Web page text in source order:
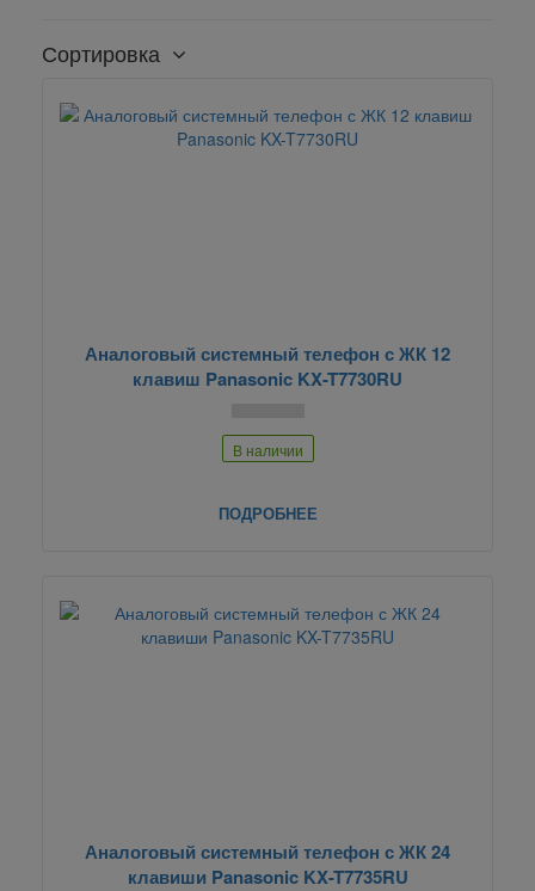
Сортировка
Аналоговый системный телефон с ЖК 12
клавиш Panasonic KX-T7730RU
В наличии
ПОДРОБНЕЕ
Аналоговый системный телефон с ЖК 24
клавиши Panasonic KX-T7735RU